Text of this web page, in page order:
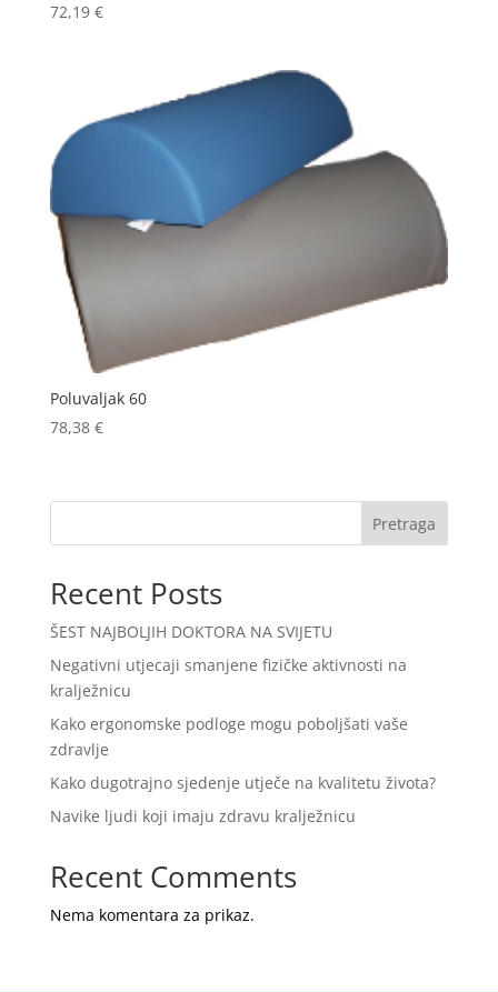
72,19 €
Poluvaljak 60
78,38 €
Pretraga
Recent Posts
ŠEST NAJBOLJIH DOKTORA NA SVIJETU
Negativni utjecaji smanjene fizičke aktivnosti na
kralježnicu
Kako ergonomske podloge mogu poboljšati vaše
zdravlje
Kako dugotrajno sjedenje utječe na kvalitetu života?
Navike ljudi koji imaju zdravu kralježnicu
Recent Comments
Nema komentara za prikaz.